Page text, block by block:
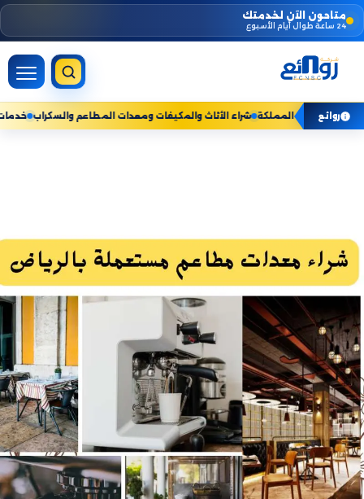
Skip
to
content
متاحون الآن لخدمتك
24 ساعة طوال أيام الأسبوع
روائع
المنزلية — نخدم جميع مناطق المملكة شراء الأثاث والمكيفات ومعدات